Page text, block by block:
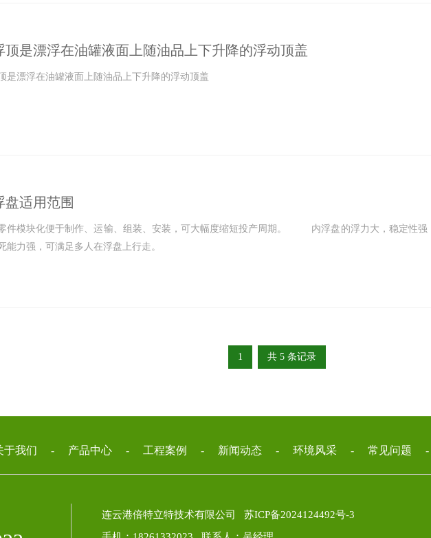
顶是漂浮在油罐液面上随油品上下升降的浮动顶盖
是漂浮在油罐液面上随油品上下升降的浮动顶盖
盘适用范围
件模块化便于制作、运输、组装、安装，可大幅度缩短投产周期。 内浮盘的浮力大，稳定性强
能力强，可满足多人在浮盘上行走。
1 共 5 条记录
于我们 - 产品中心 - 工程案例 - 新闻动态 - 环境风采 - 常见问题 -
连云港倍特立特技术有限公司 苏ICP备2024124492号-3